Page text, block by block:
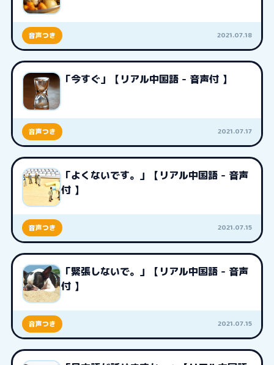
音声つき 2021.07.18
「今すぐ」【リアル中国語 - 音声付 】
音声つき 2021.07.17
「よくないです。」【リアル中国語 - 音声
付 】
音声つき 2021.07.15
「緊張しないで。」【リアル中国語 - 音声
付 】
音声つき 2021.07.15